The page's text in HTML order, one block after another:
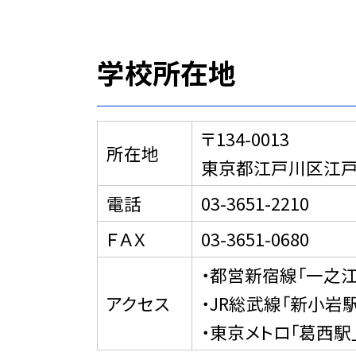
学校所在地
所在地
〒134-0013
東京都江戸川区江
電話
03-3651-2210
ＦＡＸ
03-3651-0680
アクセス
・都営新宿線「一
・JR総武線「新小
・東京メトロ「葛西